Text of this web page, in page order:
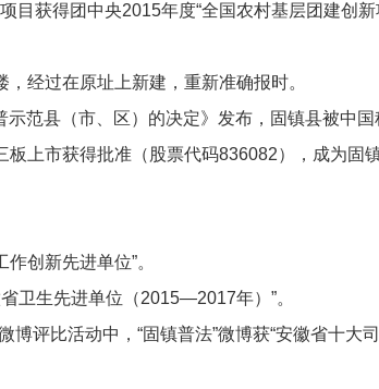
获得团中央2015年度“全国农村基层团建创新
经过在原址上新建，重新准确报时。
县（市、区）的决定》发布，固镇县被中国
上市获得批准（股票代码836082），成为固
创新先进单位”。
卫生先进单位（2015—2017年）”。
评比活动中，“固镇普法”微博获“安徽省十大司